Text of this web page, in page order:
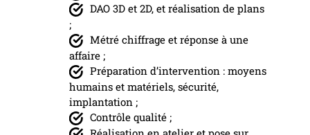
DAO 3D et 2D, et réalisation de plans
;
Métré chiffrage et réponse à une
affaire ;
Préparation d’intervention : moyens
humains et matériels, sécurité,
implantation ;
Contrôle qualité ;